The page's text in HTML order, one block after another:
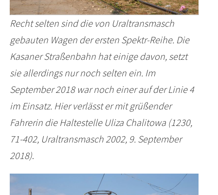
Recht selten sind die von Uraltransmasch
gebauten Wagen der ersten Spektr-Reihe. Die
Kasaner Straßenbahn hat einige davon, setzt
sie allerdings nur noch selten ein. Im
September 2018 war noch einer auf der Linie 4
im Einsatz. Hier verlässt er mit grüßender
Fahrerin die Haltestelle Uliza Chalitowa (1230,
71-402, Uraltransmasch 2002, 9. September
2018).